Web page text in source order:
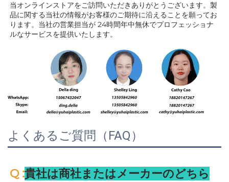
当オンラインストアをご訪問いただきありがとうございます。製
品に関する当社の情報がお客様のご期待に沿えることを願ってお
ります。当社の営業担当が 24時間年中無休でプロフェッショナ
ルなサービスを提供いたします。
よくあるご質問（FAQ）
Q :貴社は商社またはメーカーのどちら